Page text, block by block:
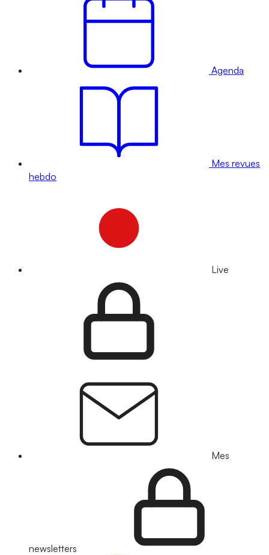
Agenda
Mes revues
hebdo
Live
Mes
newsletters